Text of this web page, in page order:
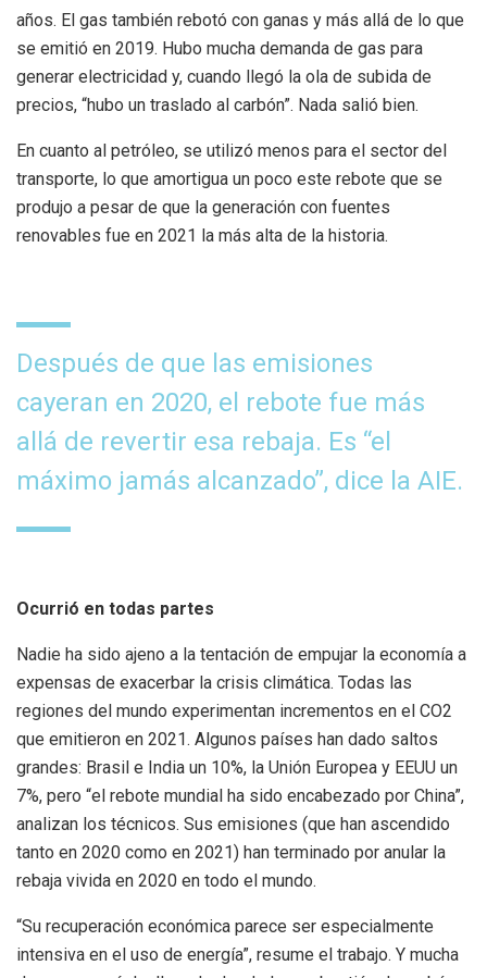
años. El gas también rebotó con ganas y más allá de lo que
se emitió en 2019. Hubo mucha demanda de gas para
generar electricidad y, cuando llegó la ola de subida de
precios, “hubo un traslado al carbón”. Nada salió bien.
En cuanto al petróleo, se utilizó menos para el sector del
transporte, lo que amortigua un poco este rebote que se
produjo a pesar de que la generación con fuentes
renovables fue en 2021 la más alta de la historia.
Después de que las emisiones
cayeran en 2020, el rebote fue más
allá de revertir esa rebaja. Es “el
máximo jamás alcanzado”, dice la AIE.
Ocurrió en todas partes
Nadie ha sido ajeno a la tentación de empujar la economía a
expensas de exacerbar la crisis climática. Todas las
regiones del mundo experimentan incrementos en el CO2
que emitieron en 2021. Algunos países han dado saltos
grandes: Brasil e India un 10%, la Unión Europea y EEUU un
7%, pero “el rebote mundial ha sido encabezado por China”,
analizan los técnicos. Sus emisiones (que han ascendido
tanto en 2020 como en 2021) han terminado por anular la
rebaja vivida en 2020 en todo el mundo.
“Su recuperación económica parece ser especialmente
intensiva en el uso de energía”, resume el trabajo. Y mucha